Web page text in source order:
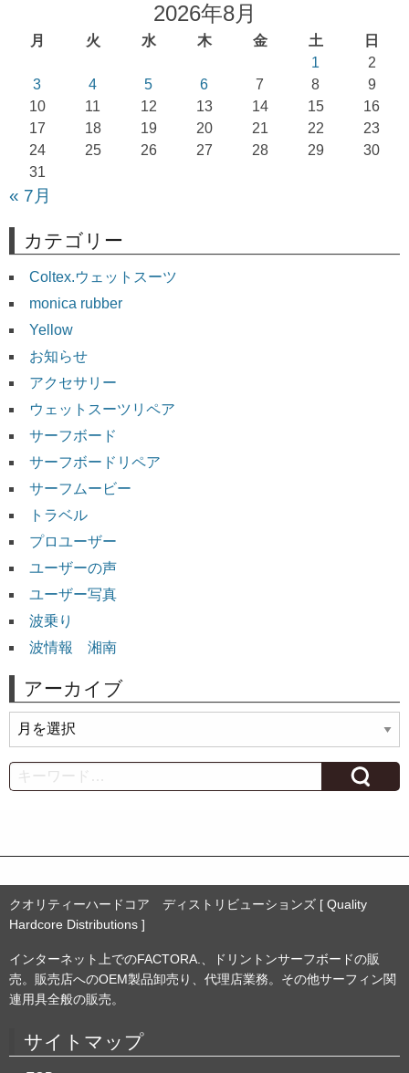
2026年8月
月 火 水 木 金 土
日
1
2
3
4 5 6 7 8
9
10
11 12 13 14 15
16
17
18 19 20 21 22
23
24
25 26 27 28 29
30
31
« 7月
カテゴリー
Coltex.ウェットスーツ
monica rubber
Yellow
お知らせ
アクセサリー
ウェットスーツリペア
サーフボード
サーフボードリペア
サーフムービー
トラベル
プロユーザー
ユーザーの声
ユーザー写真
波乗り
波情報 湘南
アーカイブ
ー
カ
イ
Search
クオリティーハードコア ディストリビューションズ [ Quality
Hardcore Distributions ]
インターネット上でのFACTORA.、ドリントンサーフボードの販
売。販売店へのOEM製品卸売り、代理店業務。その他サーフィン関
連用具全般の販売。
サイトマップ